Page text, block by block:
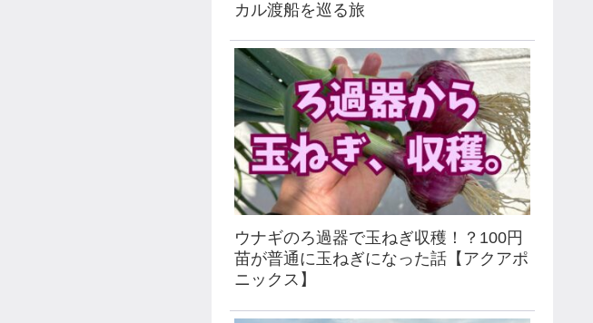
カル渡船を巡る旅
ウナギのろ過器で玉ねぎ収穫！？100円
苗が普通に玉ねぎになった話【アクアポ
ニックス】